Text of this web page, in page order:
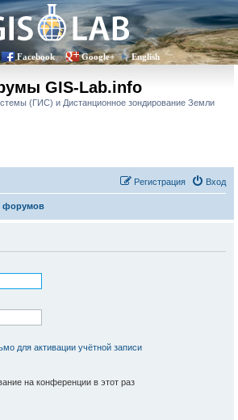
Facebook Google+ English
GIS-Lab.info
(ГИС) и Дистанционное зондирование Земли
Вход
Регистрация
форумов
для активации учётной записи
на конференции в этот раз